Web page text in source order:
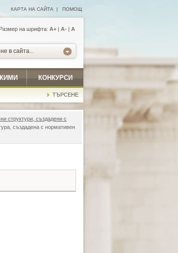
КАРТА НА САЙТА | ПОМОЩ
Размер на шрифта: А+ | A- | A
в сайта...
КОНКУРСИ
ТЪРСЕНЕ
структури, създадени с
създадена с нормативен